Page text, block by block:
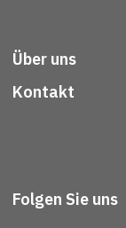
Über uns
Kontakt
Folgen Sie uns